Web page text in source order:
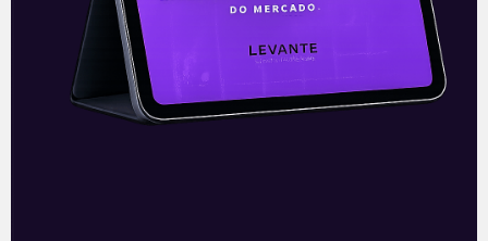
Leia mais
08/07/2021